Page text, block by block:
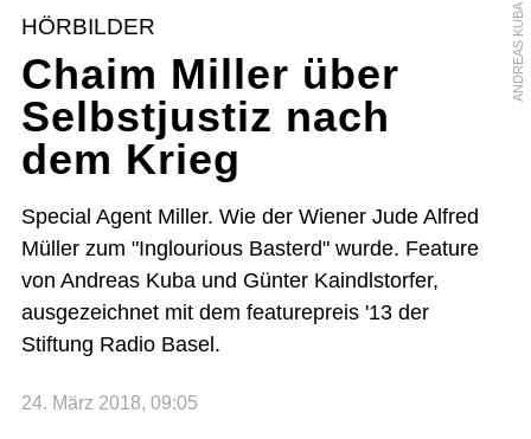
ANDREAS KUBA
HÖRBILDER
Chaim Miller über
Selbstjustiz nach
dem Krieg
Special Agent Miller. Wie der Wiener Jude Alfred
Müller zum "Inglourious Basterd" wurde. Feature
von Andreas Kuba und Günter Kaindlstorfer,
ausgezeichnet mit dem featurepreis '13 der
Stiftung Radio Basel.
24. März 2018, 09:05